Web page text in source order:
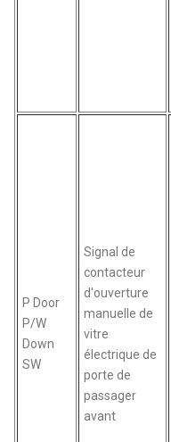
P Door
P/W
Down
SW
Signal de
contacteur
d'ouverture
manuelle de
vitre
électrique de
porte de
passager
avant